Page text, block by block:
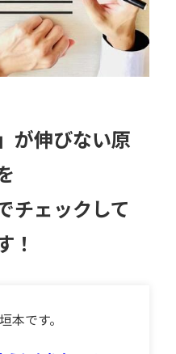
が伸びない原
チェックして
！
本です。